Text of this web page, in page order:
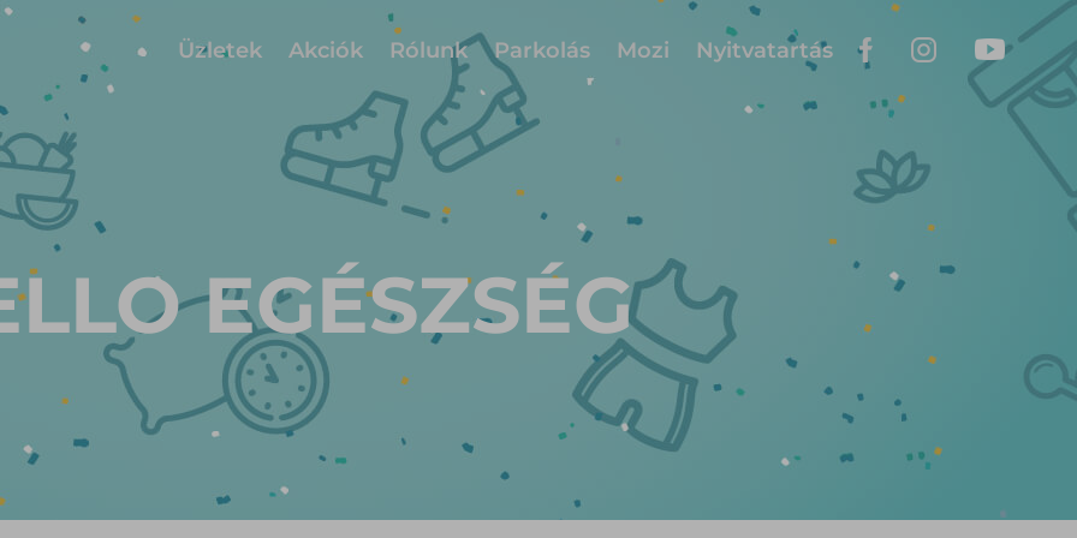
Üzletek Akciók Rólunk Parkolás Mozi Nyitvatartás
EGÉSZSÉG